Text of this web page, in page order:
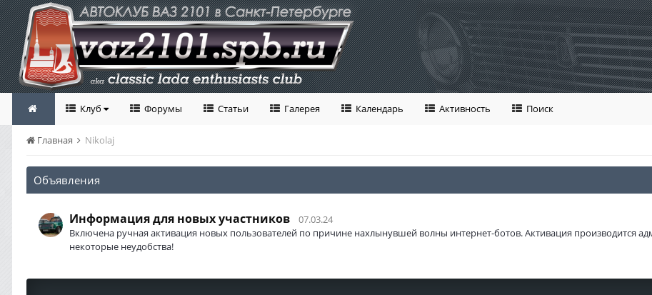
Клуб Форумы Статьи Галерея Календарь Активность Поиск
Главная Nikolaj
Объявления
Информация для новых участников
07.03.24
Включена ручная активация новых пользователей по причине нахлынувшей волны интернет-ботов. Активация производится
некоторые неудобства!